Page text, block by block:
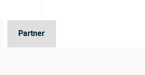
Partner